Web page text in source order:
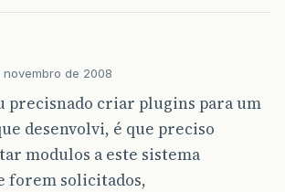
novembro de 2008
precisnado criar plugins para um
desenvolvi, é que preciso
modulos a este sistema
forem solicitados,